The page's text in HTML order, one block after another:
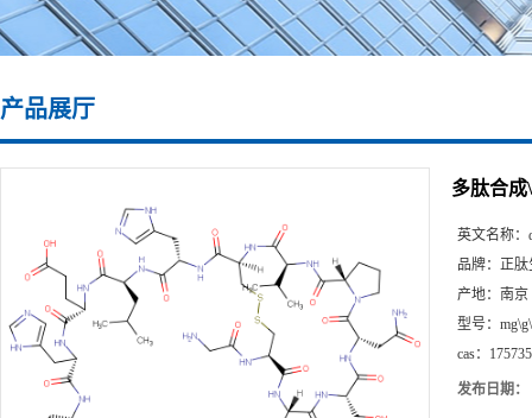
产品展厅
多肽合
英文名称：
品牌： 正肽
产地： 南京
型号：
cas：
发布日期：